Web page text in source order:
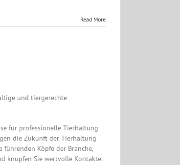
Read More
und tiergerechte
für professionelle Tierhaltung
die Zukunft der Tierhaltung
Köpfe der Branche,
knüpfen Sie wertvolle Kontakte.